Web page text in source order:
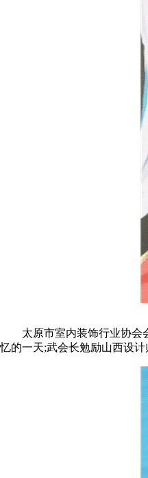
太原市室内装饰行业协会会
忆的一天;武会长勉励山西设